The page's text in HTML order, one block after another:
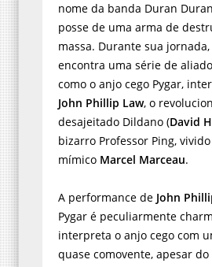
nome da banda Duran
posse de uma arma de
massa. Durante sua jornada,
encontra uma série de
como o anjo cego Pygar,
John Phillip Law, o
desajeitado Dildano (David
bizarro Professor Ping,
mímico Marcel Marceau.
A performance de John
Pygar é peculiarmente
interpreta o anjo cego com
quase comovente, apesar